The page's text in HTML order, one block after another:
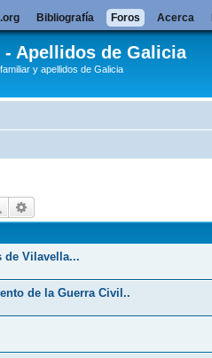
Apellidos de Galicia
y apellidos de Galicia
Buscar
de Vilavella...
de la Guerra Civil..
Bibliografía Foros Acerca